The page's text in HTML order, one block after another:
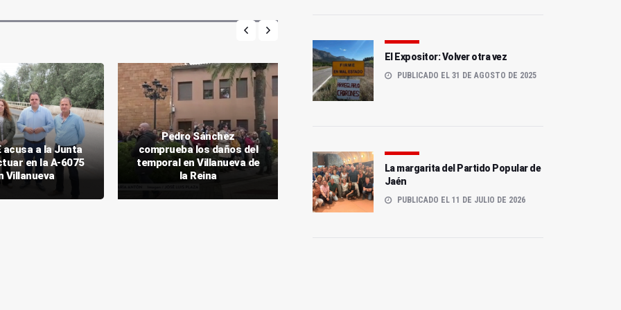
acusa a la Junta
en la A-6075
Villanueva
Pedro Sánchez
comprueba los daños del
temporal en Villanueva de
la Reina
Detenido un joven por 13
delitos de robo y daños en
Villanueva de la Reina
salida más tranquila de
Andalucía
El Expositor: Volver otra vez
PUBLICADO EL 31 DE AGOSTO DE 2025
La margarita del Partido Popular de
Jaén
PUBLICADO EL 11 DE JULIO DE 2026